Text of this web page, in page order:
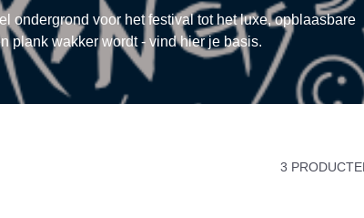
ondergrond voor het festival tot het luxe, opblaasbare
plank wakker wordt - vind hier je basis.
3